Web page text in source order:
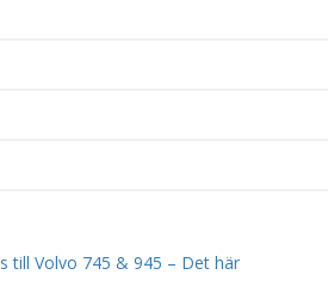
till Volvo 745 & 945 – Det här